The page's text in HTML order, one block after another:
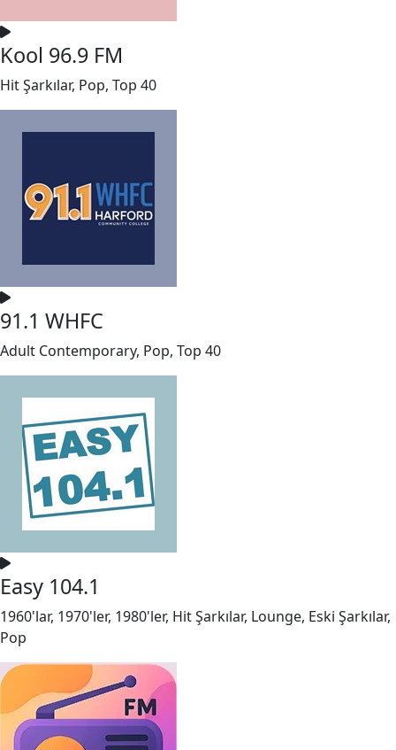
Kool 96.9 FM
Hit Şarkılar, Pop, Top 40
91.1 WHFC
Adult Contemporary, Pop, Top 40
Easy 104.1
1960'lar, 1970'ler, 1980'ler, Hit Şarkılar, Lounge, Eski Şarkılar,
Pop